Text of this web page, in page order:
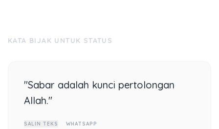
KATA BIJAK UNTUK STATUS
"Sabar adalah kunci pertolongan
Allah."
SALIN TEKS WHATSAPP